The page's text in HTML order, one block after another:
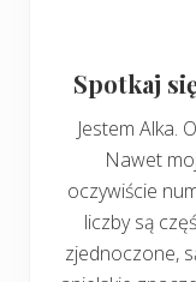
Spotkaj
Jestem Alka.
Nawet
oczywiście
liczby są
zjednoczone,